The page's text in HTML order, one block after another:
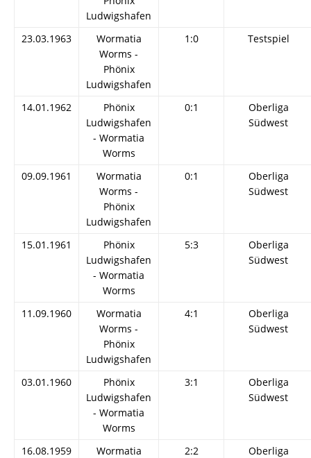
Ludwigshafen
23.03.1963
Wormatia
Worms -
Phönix
Ludwigshafen
1:0 Testspiel
14.01.1962
Phönix
Ludwigshafen
- Wormatia
Worms
0:1
Oberliga
Südwest
09.09.1961
Wormatia
Worms -
Phönix
Ludwigshafen
0:1
Oberliga
Südwest
15.01.1961
Phönix
Ludwigshafen
- Wormatia
Worms
5:3
Oberliga
Südwest
11.09.1960
Wormatia
Worms -
Phönix
Ludwigshafen
4:1
Oberliga
Südwest
03.01.1960
Phönix
Ludwigshafen
- Wormatia
Worms
3:1
Oberliga
Südwest
16.08.1959
Wormatia
2:2
Oberliga